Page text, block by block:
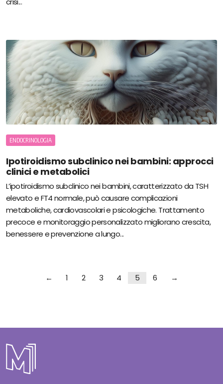
ENDOCRINOLOGIA
Ipotiroidismo subclinico nei bambini: approcci
clinici e metabolici
L’ipotiroidismo subclinico nei bambini, caratterizzato da TSH
elevato e FT4 normale, può causare complicazioni
metaboliche, cardiovascolari e psicologiche. Trattamento
precoce e monitoraggio personalizzato migliorano crescita,
benessere e prevenzione a lungo...
← 1 2 3 4 5 6 →